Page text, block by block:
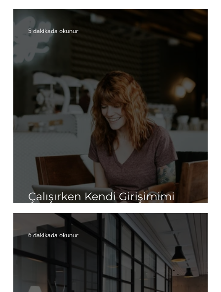
Çalışırken Kendi Girişimimi
Kurabilir Miyim?
5 dakikada okunur
6 dakikada okunur